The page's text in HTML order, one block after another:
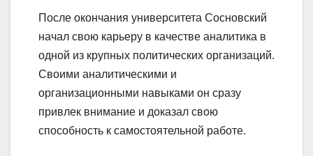
После окончания университета Сосновский
начал свою карьеру в качестве аналитика в
одной из крупных политических организаций.
Своими аналитическими и
организационными навыками он сразу
привлек внимание и доказал свою
способность к самостоятельной работе.